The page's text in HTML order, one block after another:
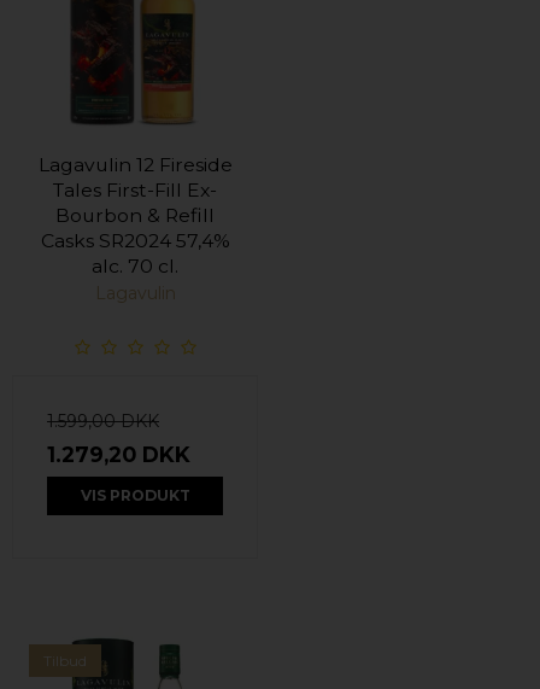
Lagavulin 12 Fireside
Tales First-Fill Ex-
Bourbon & Refill
Casks SR2024 57,4%
alc. 70 cl.
Lagavulin
1.599,00 DKK
1.279,20 DKK
VIS PRODUKT
Tilbud